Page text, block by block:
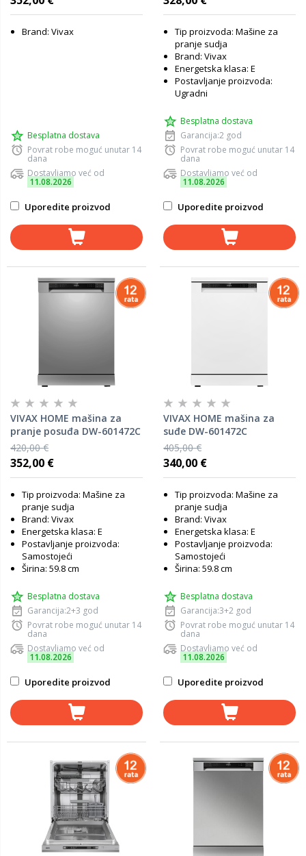
Brand: Vivax
Besplatna dostava
Povrat robe moguć unutar 14
dana
Dostavljamo već od
11.08.2026
Uporedite proizvod
Tip proizvoda: Mašine za
pranje sudja
Brand: Vivax
Energetska klasa: E
Postavljanje proizvoda:
Ugradni
Besplatna dostava
Garancija:2 god
Povrat robe moguć unutar 14
dana
Dostavljamo već od
11.08.2026
Uporedite proizvod
VIVAX HOME mašina za
pranje posuđa DW-601472C
S
420,00 €
352,00 €
Tip proizvoda: Mašine za
pranje sudja
Brand: Vivax
Energetska klasa: E
Postavljanje proizvoda:
Samostojeći
Širina: 59.8 cm
Besplatna dostava
Garancija:2+3 god
Povrat robe moguć unutar 14
dana
Dostavljamo već od
11.08.2026
Uporedite proizvod
VIVAX HOME mašina za
suđe DW-601472C
405,00 €
340,00 €
Tip proizvoda: Mašine za
pranje sudja
Brand: Vivax
Energetska klasa: E
Postavljanje proizvoda:
Samostojeći
Širina: 59.8 cm
Besplatna dostava
Garancija:3+2 god
Povrat robe moguć unutar 14
dana
Dostavljamo već od
11.08.2026
Uporedite proizvod